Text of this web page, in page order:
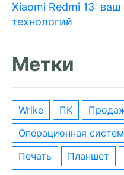
Xiaomi Redmi 13:
технологий
Метки
wrike ПК
операционная
печать
планшет